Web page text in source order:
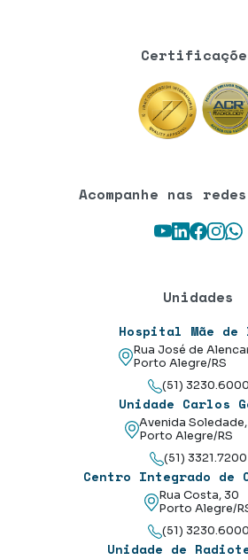
Acompanhe nas
Youtube
LinkedIn
Facebook
Unidades
Hospital Mãe de
Rua José de
Porto Alegre/RS
(51) 3230.6000
Unidade Carlos
Avenida
Porto Alegre/RS
(51) 3321.7200
Centro Integrado de
Rua Costa, 30
Porto Alegre/
(51) 3230.6000
Unidade de